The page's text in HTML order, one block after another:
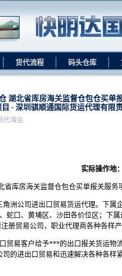
货代流程 码头仓库
湖北省库房海关监督仓包仓买
- 深圳骐顺通国际货运代理有限
代海运
实际操作地：
库房海关监督仓包仓买单报关服务
洲公司进出口贸易货运代理。下属
蛇口、黄埔区、沙田各价位区；下
册贸易公司，职业代理商各种各样
贸易客户给予***的出口报关货运物
的进出口贸易和迅速解决各种各样